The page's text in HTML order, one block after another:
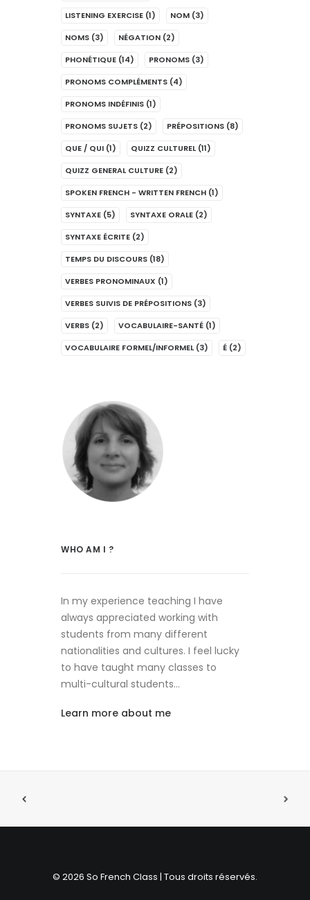
LISTENING EXERCISE (1) NOM (3)
NOMS (3) NÉGATION (2)
PHONÉTIQUE (14) PRONOMS (3)
PRONOMS COMPLÉMENTS (4)
PRONOMS INDÉFINIS (1)
PRONOMS SUJETS (2) PRÉPOSITIONS (8)
QUE / QUI (1) QUIZZ CULTUREL (11)
QUIZZ GENERAL CULTURE (2)
SPOKEN FRENCH - WRITTEN FRENCH (1)
SYNTAXE (5) SYNTAXE ORALE (2)
SYNTAXE ÉCRITE (2)
TEMPS DU DISCOURS (18)
VERBES PRONOMINAUX (1)
VERBES SUIVIS DE PRÉPOSITIONS (3)
VERBS (2) VOCABULAIRE-SANTÉ (1)
VOCABULAIRE FORMEL/INFORMEL (3) É (2)
WHO AM I ?
In my experience teaching I have
always appreciated working with
students from many different
nationalities and cultures. I feel lucky
to have taught many classes to
multi-cultural students…
Learn more about me
© 2026 So French Class | Tous droits réservés.